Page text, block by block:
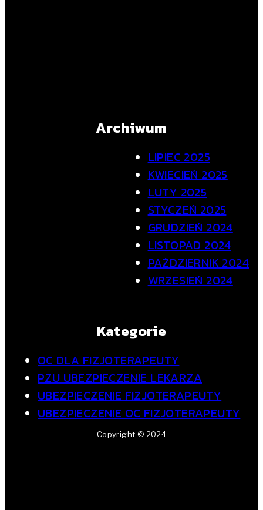
Archiwum
LIPIEC 2025
KWIECIEŃ 2025
LUTY 2025
STYCZEŃ 2025
GRUDZIEŃ 2024
LISTOPAD 2024
PAŹDZIERNIK 2024
WRZESIEŃ 2024
Kategorie
OC DLA FIZJOTERAPEUTY
PZU UBEZPIECZENIE LEKARZA
UBEZPIECZENIE FIZJOTERAPEUTY
UBEZPIECZENIE OC FIZJOTERAPEUTY
Copyright © 2024